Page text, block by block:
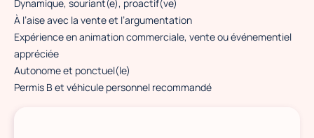
Dynamique, souriant(e), proactif(ve)
À l’aise avec la vente et l’argumentation
Expérience en animation commerciale, vente ou événementiel
appréciée
Autonome et ponctuel(le)
Permis B et véhicule personnel recommandé